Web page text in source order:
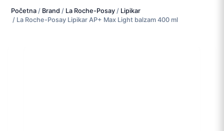
Početna/ Brand / La Roche-Posay/ Lipikar
/ La Roche-Posay Lipikar AP+ Max Light balzam 400 ml